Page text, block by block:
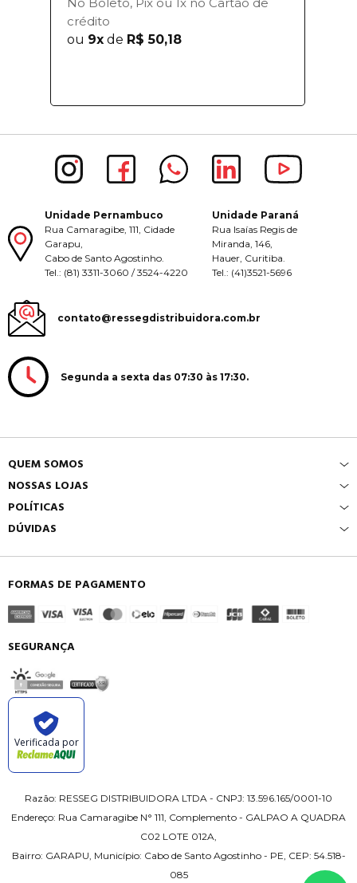
crédito
ou 9x de R$ 50,18
Unidade Pernambuco
Rua Camaragibe, 111, Cidade
Garapu,
Cabo de Santo Agostinho.
Tel.: (81) 3311-3060 / 3524-4220
Unidade Paraná
Rua Isaías Regis de
Miranda, 146,
Hauer, Curitiba.
Tel.: (41)3521-5696
contato@ressegdistribuidora.com.br
Segunda a sexta das 07:30 às 17:30.
QUEM SOMOS
NOSSAS LOJAS
POLÍTICAS
DÚVIDAS
FORMAS DE PAGAMENTO
SEGURANÇA
Verificada por
Razão: RESSEG DISTRIBUIDORA LTDA - CNPJ: 13.596.165/0001-10
Endereço: Rua Camaragibe N° 111, Complemento - GALPAO A QUADRA
C02 LOTE 012A,
Bairro: GARAPU, Município: Cabo de Santo Agostinho - PE, CEP: 54.518-
085